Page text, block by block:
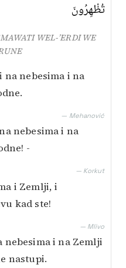
تُظْهِرُونَ
WEL-’ERDI WE
na nebesima i na
— Mehanović
nebesima i na
-
— Korkut
i Zemlji, i
kad ste!
— Mlivo
nebesima i na Zemlji
nastupi.